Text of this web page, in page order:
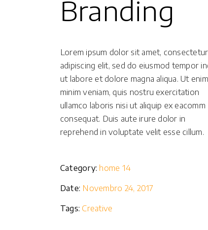
Branding
Lorem ipsum dolor sit amet, consectetur
adipiscing elit, sed do eiusmod tempor
ut labore et dolore magna aliqua. Ut
minim veniam, quis nostru exercitation
ullamco laboris nisi ut aliquip ex eacomm
consequat. Duis aute irure dolor in
reprehend in voluptate velit esse cillum.
Category: home 14
Date: Novembro 24, 2017
Tags: Creative